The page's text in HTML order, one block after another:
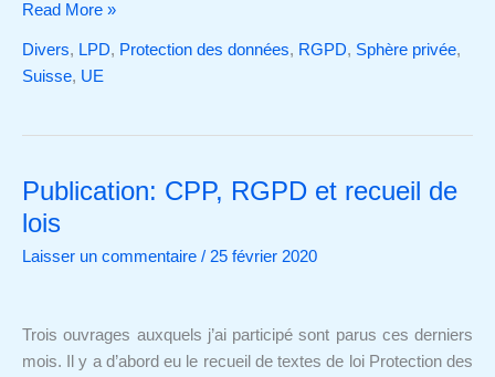
Read More »
Divers, LPD, Protection des données, RGPD, Sphère privée,
Suisse, UE
Publication: CPP, RGPD et recueil de
lois
Laisser un commentaire / 25 février 2020
Trois ouvrages auxquels j’ai participé sont parus ces derniers
mois. Il y a d’abord eu le recueil de textes de loi Protection des
Publication:
CPP,
et